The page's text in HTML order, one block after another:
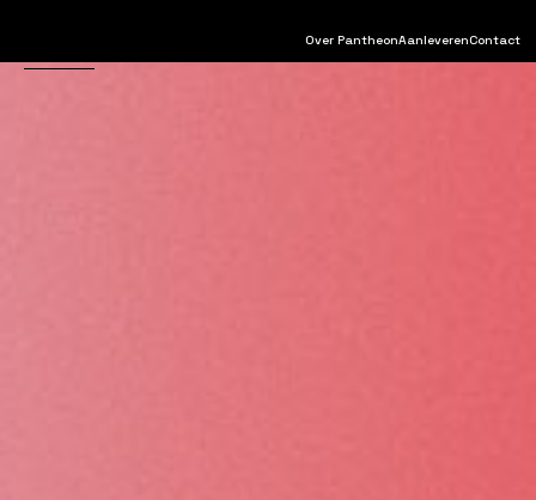
Over PantheonAanleverenContact